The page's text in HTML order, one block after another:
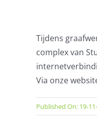
Tijdens
complex van
Via onze
Published On: 19-